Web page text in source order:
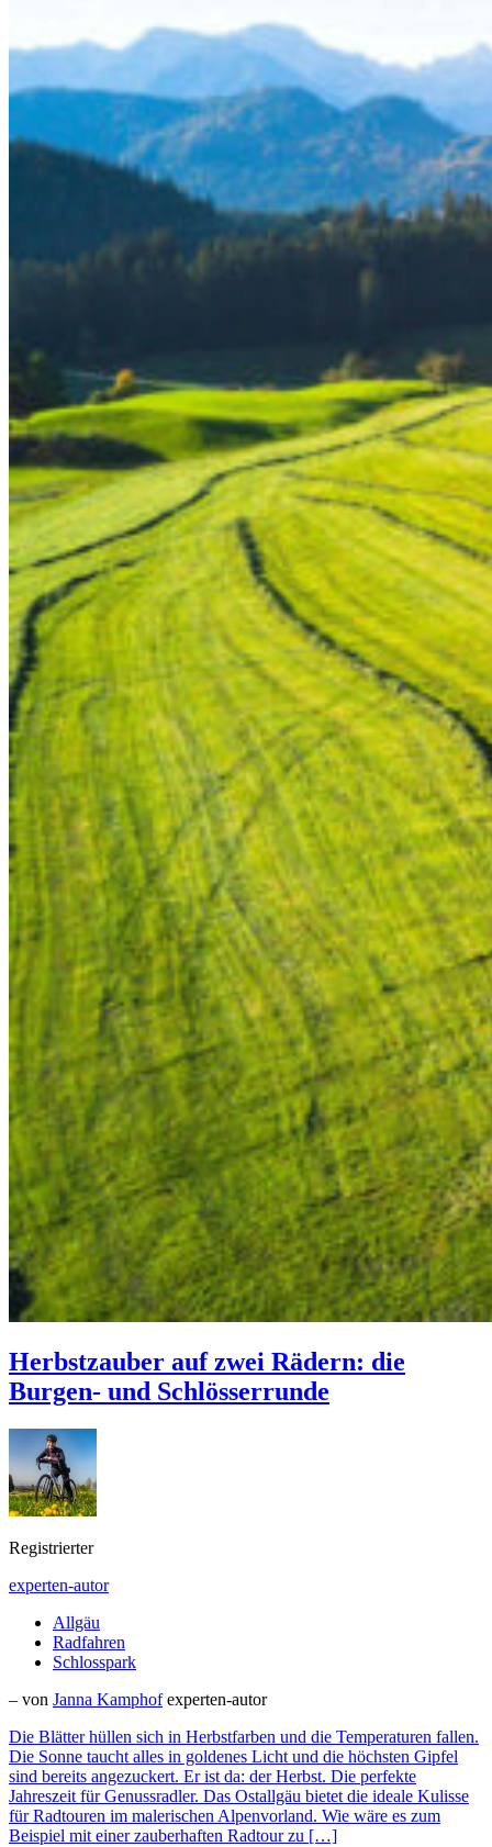
Herbstzauber auf zwei Rädern: die
Burgen- und Schlösserrunde
Registrierter
experten-autor
Allgäu
Radfahren
Schlosspark
– von Janna Kamphof experten-autor
Die Blätter hüllen sich in Herbstfarben und die Temperaturen fallen.
Die Sonne taucht alles in goldenes Licht und die höchsten Gipfel
sind bereits angezuckert. Er ist da: der Herbst. Die perfekte
Jahreszeit für Genussradler. Das Ostallgäu bietet die ideale Kulisse
für Radtouren im malerischen Alpenvorland. Wie wäre es zum
Beispiel mit einer zauberhaften Radtour zu […]